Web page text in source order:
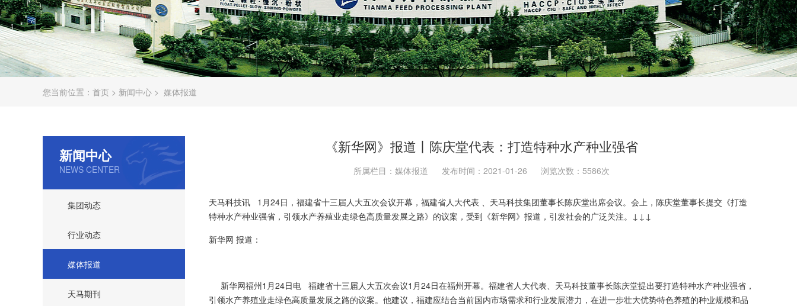
您当前位置： 首页 > 新闻中心 > 媒体报道
新闻中心
NEWS CENTER
集团动态
行业动态
媒体报道
天马期刊
《新华网》报道丨陈庆堂代表：打造特种水产种业强省
所属栏目：媒体报道 发布时间：2021-01-26 浏览次数：5586次
天马科技讯 1月24日，福建省十三届人大五次会议开幕，福建省人大代表 、天马科技集团董事长陈庆堂出席会议。会上，陈庆堂董事长提交《打造
特种水产种业强省，引领水产养殖业走绿色高质量发展之路》的议案，受到《新华网》报道，引发社会的广泛关注。↓↓↓
新华网 报道：
新华网福州1月24日电 福建省十三届人大五次会议1月24日在福州开幕。福建省人大代表、天马科技董事长陈庆堂提出要打造特种水产种业强省，
引领水产养殖业走绿色高质量发展之路的议案。他建议，福建应结合当前国内市场需求和行业发展潜力，在进一步壮大优势特色养殖的种业规模和品